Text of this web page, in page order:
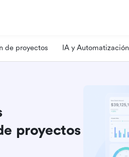
de proyectos IA y Automatización
proyectos